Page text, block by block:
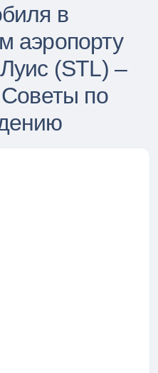
в
аэропорту
(STL) –
по